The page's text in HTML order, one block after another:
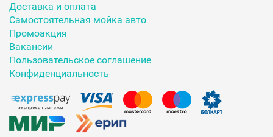
Доставка и оплата
Самостоятельная мойка авто
Промоакция
Вакансии
Пользовательское соглашение
Конфиденциальность